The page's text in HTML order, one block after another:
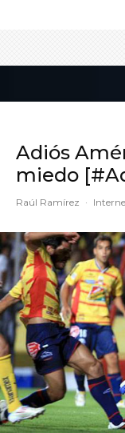
Adiós
miedo
Raúl Ramírez ·